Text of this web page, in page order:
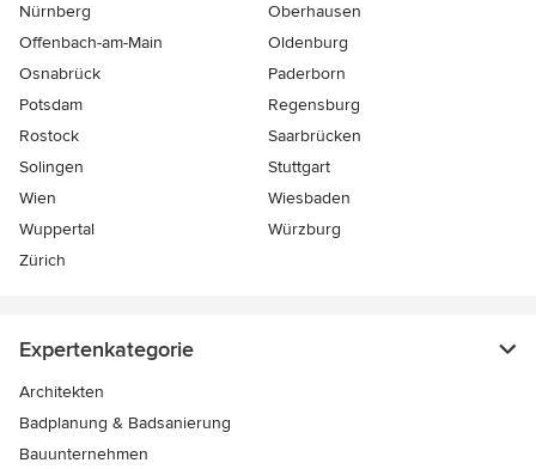
Nürnberg
Oberhausen
Offenbach-am-Main
Oldenburg
Osnabrück
Paderborn
Potsdam
Regensburg
Rostock
Saarbrücken
Solingen
Stuttgart
Wien
Wiesbaden
Wuppertal
Würzburg
Zürich
Expertenkategorie
Architekten
Badplanung & Badsanierung
Bauunternehmen